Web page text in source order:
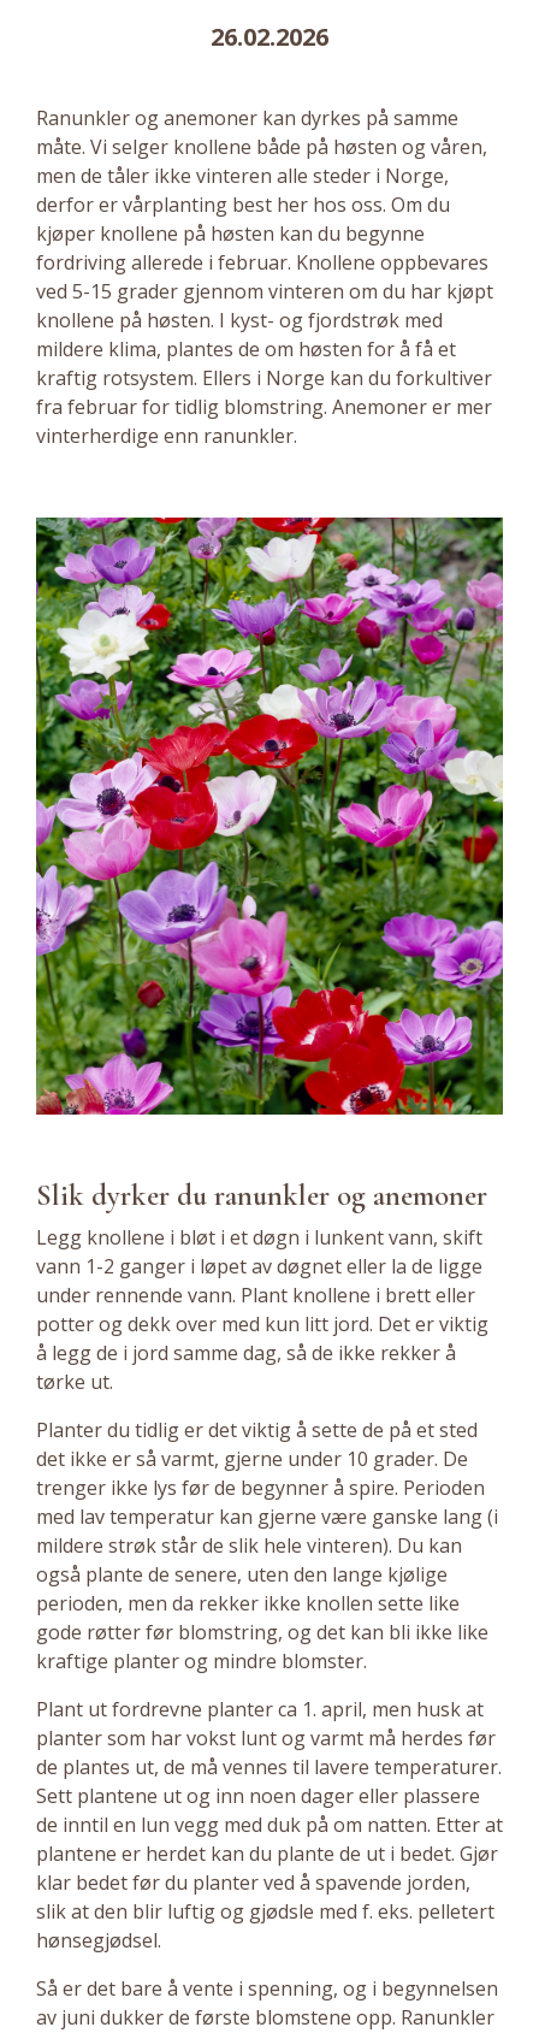
26.02.2026
Ranunkler og anemoner kan dyrkes på samme
måte. Vi selger knollene både på høsten og våren,
men de tåler ikke vinteren alle steder i Norge,
derfor er vårplanting best her hos oss. Om du
kjøper knollene på høsten kan du begynne
fordriving allerede i februar. Knollene oppbevares
ved 5-15 grader gjennom vinteren om du har kjøpt
knollene på høsten. I kyst- og fjordstrøk med
mildere klima, plantes de om høsten for å få et
kraftig rotsystem. Ellers i Norge kan du forkultiver
fra februar for tidlig blomstring. Anemoner er mer
vinterherdige enn ranunkler.
Slik dyrker du ranunkler og anemoner
Legg knollene i bløt i et døgn i lunkent vann, skift
vann 1-2 ganger i løpet av døgnet eller la de ligge
under rennende vann. Plant knollene i brett eller
potter og dekk over med kun litt jord. Det er viktig
å legg de i jord samme dag, så de ikke rekker å
tørke ut.
Planter du tidlig er det viktig å sette de på et sted
det ikke er så varmt, gjerne under 10 grader. De
trenger ikke lys før de begynner å spire. Perioden
med lav temperatur kan gjerne være ganske lang (i
mildere strøk står de slik hele vinteren). Du kan
også plante de senere, uten den lange kjølige
perioden, men da rekker ikke knollen sette like
gode røtter før blomstring, og det kan bli ikke like
kraftige planter og mindre blomster.
Plant ut fordrevne planter ca 1. april, men husk at
planter som har vokst lunt og varmt må herdes før
de plantes ut, de må vennes til lavere temperaturer.
Sett plantene ut og inn noen dager eller plassere
de inntil en lun vegg med duk på om natten. Etter at
plantene er herdet kan du plante de ut i bedet. Gjør
klar bedet før du planter ved å spavende jorden,
slik at den blir luftig og gjødsle med f. eks. pelletert
hønsegjødsel.
Så er det bare å vente i spenning, og i begynnelsen
av juni dukker de første blomstene opp. Ranunkler